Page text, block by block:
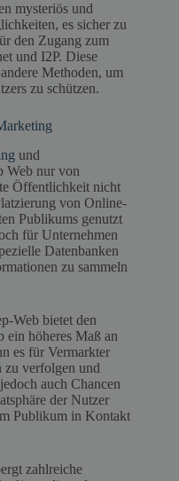
mysteriös und
es sicher zu
den Zugang zum
und I2P. Diese
Methoden, um
zu schützen.
und
Web nur von
Öffentlichkeit nicht
von Online-
Publikums genutzt
für Unternehmen
Datenbanken
zu sammeln
Web bietet den
ein höheres Maß an
es für Vermarkter
zu verfolgen und
auch Chancen
der Nutzer
Publikum in Kontakt
zahlreiche